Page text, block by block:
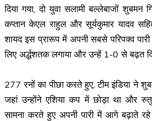
दिया गया, दो युवा सलामी बल्लेबाजों
कप्तान केएल राहुल और सूर्यकुमार यादव
शायद इस प्रारूप में अपनी सबसे परिपक्व
लिए अर्द्धशतक लगाया और उन्हें 1-0 से बढ़त
277 रनों का पीछा करते हुए, टीम इंडिया ने
जहां उन्होंने एशिया कप में छोड़ा था और
सामना करते हुए अपनी पारी में आगे बढ़ाते